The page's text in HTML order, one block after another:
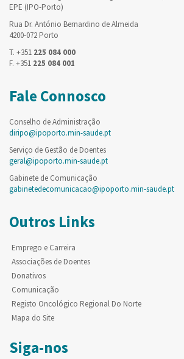
EPE (IPO-Porto)
Rua Dr. António Bernardino de Almeida
4200-072 Porto
T. +351 225 084 000
F. +351 225 084 001
Fale Connosco
Conselho de Administração
diripo@ipoporto.min-saude.pt
Serviço de Gestão de Doentes
geral@ipoporto.min-saude.pt
Gabinete de Comunicação
gabinetedecomunicacao@ipoporto.min-saude.pt
Outros Links
Emprego e Carreira
Associações de Doentes
Donativos
Comunicação
Registo Oncológico Regional Do Norte
Mapa do Site
Siga-nos